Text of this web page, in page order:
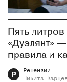
Пять
«Дуэлянт»
правила и
Р
Рецензии
Никита
Карцев